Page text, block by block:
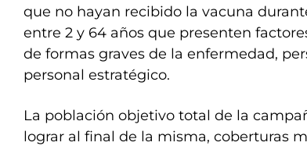
que no hayan recibido la vacuna
entre 2 y 64 años que presenten
de formas graves de la enfermedad,
personal estratégico.
La población objetivo total de la
lograr al final de la misma, coberturas